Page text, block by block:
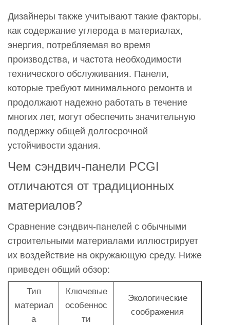
Дизайнеры также учитывают такие факторы,
как содержание углерода в материалах,
энергия, потребляемая во время
производства, и частота необходимости
технического обслуживания. Панели,
которые требуют минимального ремонта и
продолжают надежно работать в течение
многих лет, могут обеспечить значительную
поддержку общей долгосрочной
устойчивости здания.
Чем сэндвич-панели PCGI
отличаются от традиционных
материалов?
Сравнение сэндвич-панелей с обычными
строительными материалами иллюстрирует
их воздействие на окружающую среду. Ниже
приведен общий обзор:
Тип
материал
а
Ключевые
особеннос
ти
Экологические
соображения